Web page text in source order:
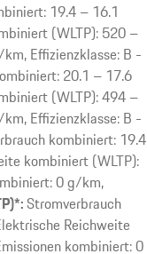
19.4 – 16.1
(WLTP): 520 –
Effizienzklasse: B -
20.1 – 17.6
(WLTP): 494 –
Effizienzklasse: B -
kombiniert: 19.4
kombiniert (WLTP):
0 g/km,
Stromverbrauch
Reichweite
kombiniert: 0